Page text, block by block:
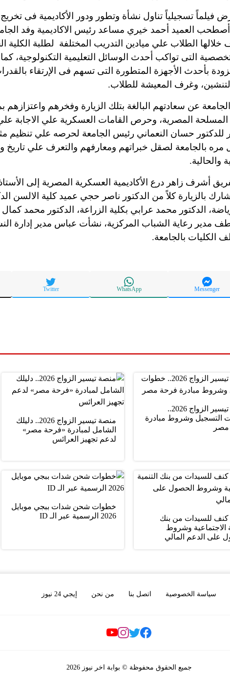
فيلماً تسجيلياً تناول نشأة وتطور ودور الأكاديمية فى
العميد أحمد خيري مساعد رئيس الاكاديمية وفد
خلالها الطلاب علي ميادين التدريب المختلفة لطلبة الكلية
التى تواكب أحدث الوسائل التعليمية التكنولوجية،
بأحدث الأجهزة المتطورة التى تسهم فى الإرتقاء
وغرف المعيشة للطلاب.
عن سعادتهم البالغة بتلك الزيارة وفخرهم واعتزازهم
المسلحة المصرية، وحرص القامات العسكرية علي الاجابة
للدكتور حسان النعماني رئيس الجامعة لحرصه علي تنظيم
مره بالجامعة لصقل خبراتهم ومعارفهم والتعرف علي تاريخ
والحالية.
أشرف زاهر درع الأكاديمية العسكرية المصرية إلى
بالزيارة كلاً من الدكتور ناصر حجي عميد كلية الالسن
الدكتور محمد عرابي بكلية الزراعة، الدكتور محمد
مدير رعاية الشباب المركزية، نشأت عباس مدير إدارة
الكليات بالجامعة.
Messenger
WhatsApp
Twitter
منصة تيسير الزواج 2026..
التسجيل وشروط مبادرة
منصة تيسير الزواج 2026.. دليلك
الشامل لمبادرة «فرحة مصر»
لدعم تجهيز العرائس
كنف للسيدات من بنك
الاجتماعية وشروط
على الدعم المالي
خطوات شحن شدات ببجي موبايل
2026 الرسمية عبر الـ ID
سياسة الخصوصية اتصل بنا من نحن إيجي 24 نيوز
Social Links
جميع الحقوق محفوظة © بوابة اخر نيوز 2026